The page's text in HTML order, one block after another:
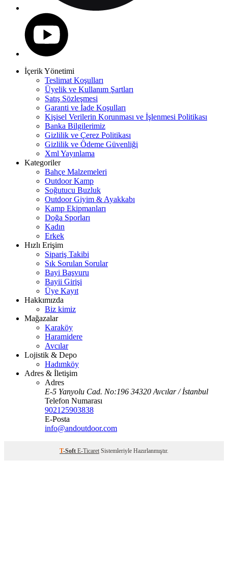
İçerik Yönetimi
Teslimat Koşulları
Üyelik ve Kullanım Şartları
Satış Sözleşmesi
Garanti ve İade Koşulları
Kişisel Verilerin Korunması ve İşlenmesi Politikası
Banka Bilgilerimiz
Gizlilik ve Çerez Politikası
Gizlilik ve Ödeme Güvenliği
Xml Yayınlama
Kategoriler
Bahçe Malzemeleri
Outdoor Kamp
Soğutucu Buzluk
Outdoor Giyim & Ayakkabı
Kamp Ekipmanları
Doğa Sporları
Kadın
Erkek
Hızlı Erişim
Sipariş Takibi
Sık Sorulan Sorular
Bayi Başvuru
Bayii Girişi
Üye Kayıt
Hakkımızda
Biz kimiz
Mağazalar
Karaköy
Haramidere
Avcılar
Lojistik & Depo
Hadımköy
Adres & İletişim
Adres
E-5 Yanyolu Cad. No:196 34320 Avcılar / İstanbul
Telefon Numarası
902125903838
E-Posta
info@andoutdoor.com
T-Soft E-Ticaret Sistemleriyle Hazırlanmıştır.